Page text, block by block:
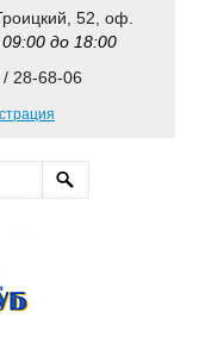
52, оф.
до 18:00
28-68-06